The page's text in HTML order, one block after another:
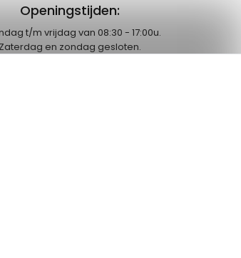
Openingstijden:
t/m vrijdag van 08:30 - 17:00u.
Zaterdag en zondag gesloten.